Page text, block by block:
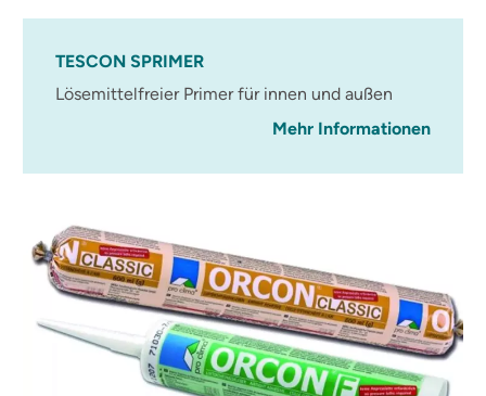
TESCON SPRIMER
Lösemittelfreier Primer für innen und außen
Mehr Informationen